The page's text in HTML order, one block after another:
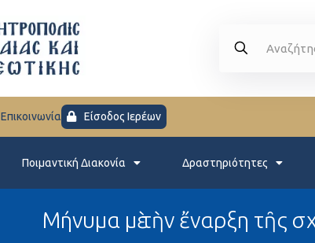
Eπικοινωνία Είσοδος Ιερέων
Ποιμαντική Διακονία Δραστηριότητες
Μήνυμα μὲ τὴν ἔναρξη τῆς